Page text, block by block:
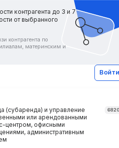
контрагента до 3 и 7
от выбранного
контрагента по
материнским и
Войти
(субаренда) и управление
или арендованными
центром, офисными
административным